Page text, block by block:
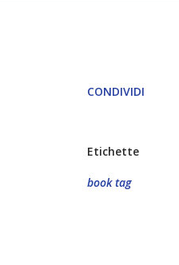
CONDIVIDI
Etichette
book tag